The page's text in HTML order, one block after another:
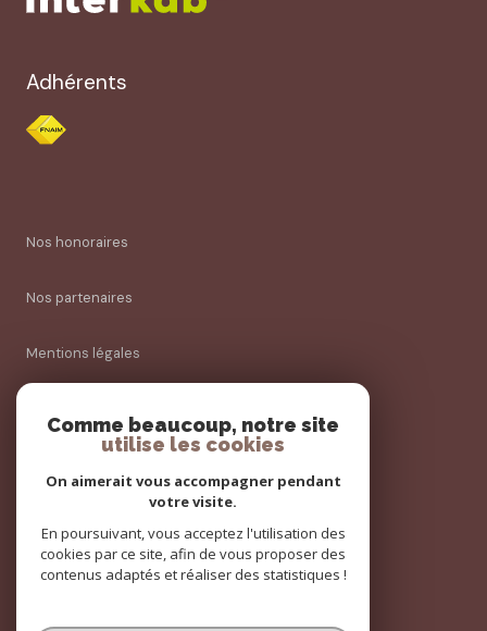
Adhérents
Nos honoraires
Nos partenaires
Mentions légales
Comme beaucoup, notre site
utilise les cookies
On aimerait vous accompagner pendant
votre visite.
En poursuivant, vous acceptez l'utilisation des
cookies par ce site, afin de vous proposer des
contenus adaptés et réaliser des statistiques !